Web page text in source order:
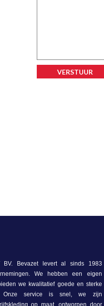
BV. Bevazet levert al sinds 1983
We hebben een eigen
we kwalitatief goede en sterke
Onze service is snel, we zijn
op maat, ontworpen door